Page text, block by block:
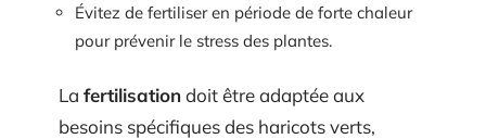
Évitez de fertiliser en période de forte chaleur
pour prévenir le stress des plantes.
La fertilisationdoit être adaptée aux
besoins spécifiques des haricots verts,